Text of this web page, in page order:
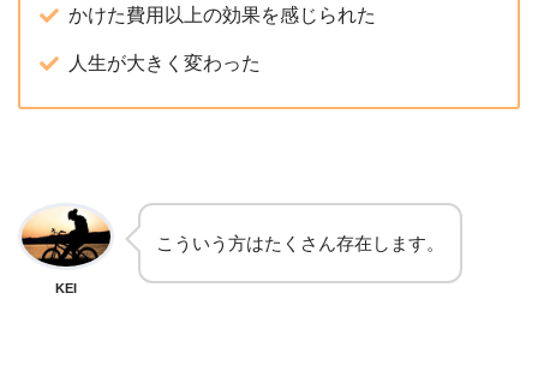
かけた費用以上の効果を感じられた
人生が大きく変わった
KEI
こういう方はたくさん存在します。